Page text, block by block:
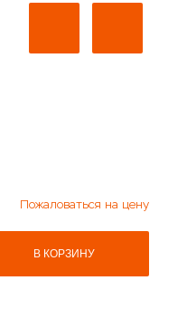
Пожаловаться на цену
В КОРЗИНУ